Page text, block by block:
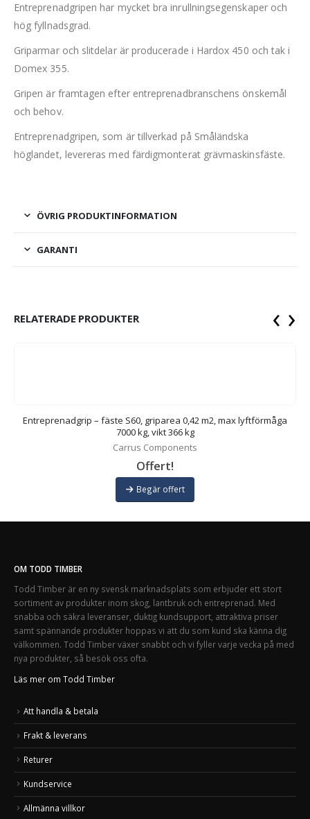
Entreprenadgripen har mycket bra inrullningsegenskaper och
hög fyllnadsgrad.
Griparmar och slitdelar är producerade i Hardox 450 och tak i
Domex 355.
Gripen är framtagen efter entreprenadbranschens önskemål
och behov.
Entreprenadgripen, som är tillverkad på Småländska
höglandet, levereras med färdigmonterat grävmaskinsfäste.
ÖVRIG PRODUKTINFORMATION
GARANTI
RELATERADE PRODUKTER
Entreprenadgrip – fäste S60, griparea 0,42 m2, max lyftförmåga
7000 kg, vikt 366 kg
Carrus Components
Offert!
Begär offert
‹ ›
OM TODD TIMBER
Todd Timber är en ny svensk marknadsplats som erbjuder ett stort
sortiment av produkter inom skog, lantbruk och entreprenad. Med
snabba och säkra leveranser, duktig kundsupport, attraktiva priser
samt spännande produkter hoppas vi att du som kund ska känna dig
välkommen. Todd Timber växer snabbt och vi fyller varje vecka på med
nya produkter, så besök oss ofta.
Läs mer om Todd Timber
Att handla & betala
Frakt & leverans
Returer
Kundservice
Allmänna villkor